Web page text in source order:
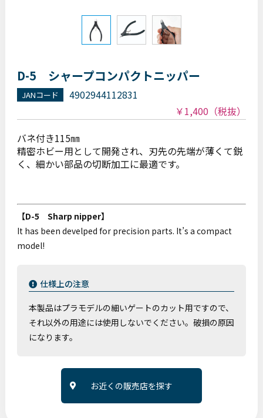
D-5 シャープコンパクトニッパー
JANコード
4902944112831
￥1,400 （税抜）
バネ付き115㎜
精密ホビー用として開発され、刃先の先端が薄くて鋭
く、細かい部品の切断加工に最適です。
【D-5 Sharp nipper】
It has been develped for precision parts. It’s a compact
model!
仕様上の注意
本製品はプラモデルの細いゲートのカット用ですので、
それ以外の用途には使用しないでください。破損の原因
になります。
お近くの販売店を探す